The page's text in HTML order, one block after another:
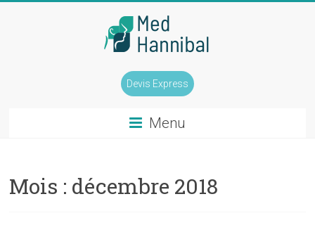
mammaire
0033
Devis Express
Menu
Mois : décembre 2018